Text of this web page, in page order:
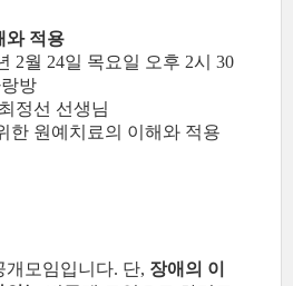
와 적용
2월 24일 목요일 오후 2시 30
방
정선 선생님
한 원예치료의 이해와 적용
개모임입니다. 단, 장애의 이